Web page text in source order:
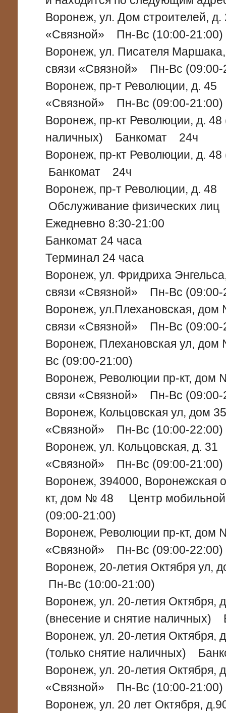
Воронеж, ул. Дом строителей,
«Связной» Пн-Вс (10:00-21:00)
Воронеж, ул. Писателя
связи «Связной» Пн-Вс (09:00-
Воронеж, пр-т Революции, д.
«Связной» Пн-Вс (09:00-21:00)
Воронеж, пр-кт Революции, д. 48
наличных) Банкомат 24ч
Воронеж, пр-кт Революции, д.
Банкомат 24ч
Воронеж, пр-т Революции, д.
Обслуживание физических лиц
Ежедневно 8:30-21:00
Банкомат 24 часа
Терминал 24 часа
Воронеж, ул. Фридриха
связи «Связной» Пн-Вс (09:00-
Воронеж, ул.Плехановская,
связи «Связной» Пн-Вс (09:00-
Воронеж, Плехановская ул,
Вс (09:00-21:00)
Воронеж, Революции пр-кт,
связи «Связной» Пн-Вс (09:00-
Воронеж, Кольцовская ул, дом
«Связной» Пн-Вс (10:00-22:00)
Воронеж, ул. Кольцовская, д.
«Связной» Пн-Вс (09:00-21:00)
Воронеж, 394000, Воронежская
кт, дом № 48 Центр
(09:00-21:00)
Воронеж, Революции пр-кт,
«Связной» Пн-Вс (09:00-22:00)
Воронеж, 20-летия Октября
Пн-Вс (10:00-21:00)
Воронеж, ул. 20-летия Октября,
(внесение и снятие
Воронеж, ул. 20-летия Октября,
(только снятие наличных)
Воронеж, ул. 20-летия
«Связной» Пн-Вс (10:00-21:00)
Воронеж, ул. 20 лет Октября,